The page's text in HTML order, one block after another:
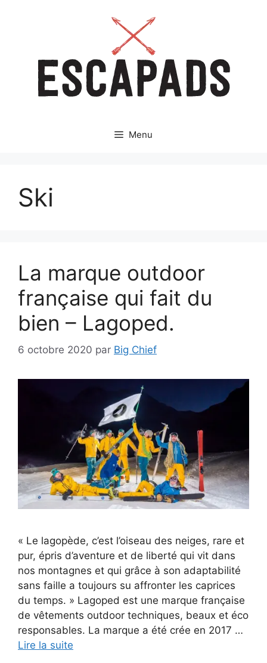
Menu
Ski
La marque outdoor
française qui fait du
bien – Lagoped.
6 octobre 2020 par Big Chief
« Le lagopède, c’est l’oiseau des neiges, rare et
pur, épris d’aventure et de liberté qui vit dans
nos montagnes et qui grâce à son adaptabilité
sans faille a toujours su affronter les caprices
du temps. » Lagoped est une marque française
de vêtements outdoor techniques, beaux et éco
responsables. La marque a été crée en 2017 …
Lire la suite